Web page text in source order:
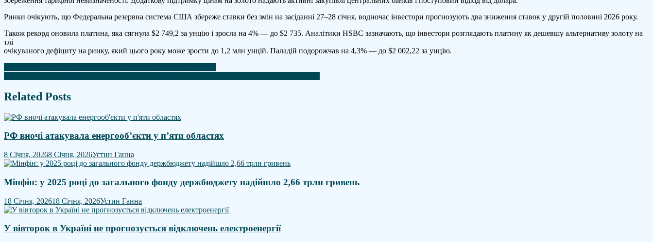
Ринки очікують, що Федеральна резервна система США збереже ставки без змін на засіданні 27–28 січня, водночас інвестори прогнозують два зниження ставок у другій половині 2026 року.
Також рекорд оновила платина, яка сягнула $2 749,2 за унцію і зросла на 4% — до $2 735. Аналітики HSBC зазначають, що інвестори розглядають платину як дешевшу альтернативу золоту на
тлі
очікуваного дефіциту на ринку, який цього року може зрости до 1,2 млн унцій. Паладій подорожчав на 4,3% — до $2 002,22 за унцію.
Навігація
записів
Related Posts
РФ вночі атакувала енергооб’єкти у п’яти областях
8 Січня, 20268 Січня, 2026Устин Ганна
Мінфін: у 2025 році до загального фонду держбюджету надійшло 2,66 трлн гривень
18 Січня, 202618 Січня, 2026Устин Ганна
У вівторок в Україні не прогнозується відключень електроенергії